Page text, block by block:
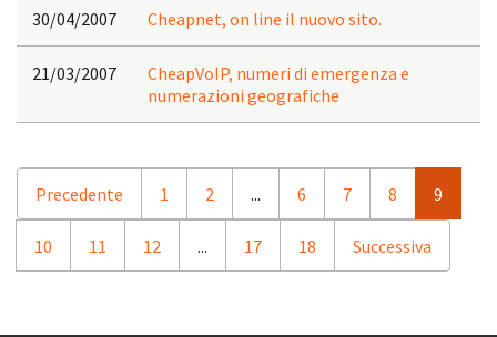
30/04/2007 Cheapnet, on line il nuovo sito.
21/03/2007
CheapVoIP, numeri di emergenza e
numerazioni geografiche
Precedente 1 2 ... 6 7 8 9
10 11 12 ... 17 18 Successiva